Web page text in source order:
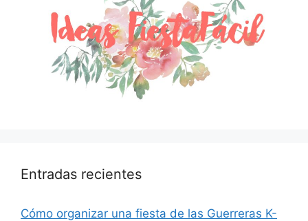
Entradas recientes
Cómo organizar una fiesta de las Guerreras K-